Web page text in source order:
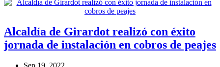
Alcaldía de Girardot realizó con éxito
jornada de instalación en cobros de peajes
Sep 19, 2022